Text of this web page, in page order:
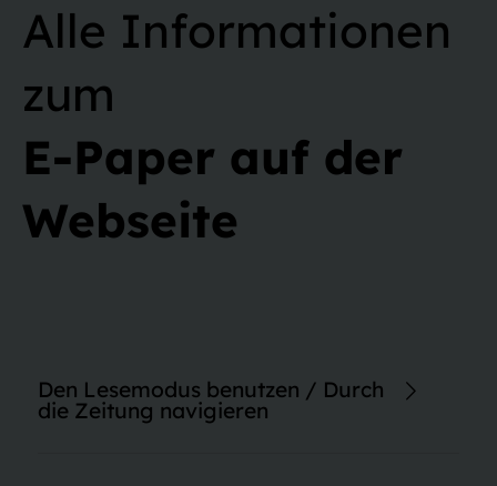
Alle Informationen
zum
E-Paper auf der
Webseite
Den Lesemodus benutzen / Durch
die Zeitung navigieren